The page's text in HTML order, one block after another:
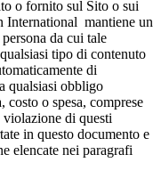
o fornito sul Sito o sui
International mantiene un
da cui tale
tipo di contenuto
di
qualsiasi obbligo
o spesa, comprese
di questi
in questo documento e
elencate nei paragrafi